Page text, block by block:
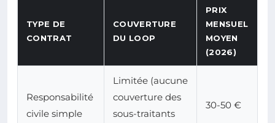
TYPE DE
CONTRAT
COUVERTURE
DU LOOP
PRIX
MENSUEL
MOYEN
(2026)
Responsabilité
civile simple
Limitée (aucune
couverture des
sous-traitants
30-50 €